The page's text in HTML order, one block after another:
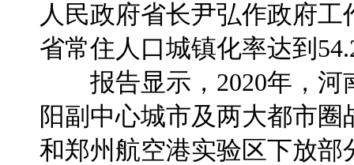
人民政府省长尹弘作政府
省常住人口城镇化率达到
报告显示，2020年，河
阳副中心城市及两大都市
和郑州航空港实验区下放